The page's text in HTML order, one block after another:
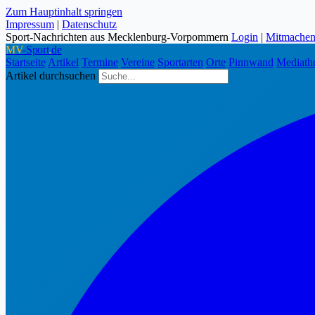
Zum Hauptinhalt springen
Impressum | Datenschutz
Sport-Nachrichten aus Mecklenburg-Vorpommern Login | Mitmachen
MV-Sport.de
Startseite Artikel Termine Vereine Sportarten Orte Pinnwand
Artikel durchsuchen